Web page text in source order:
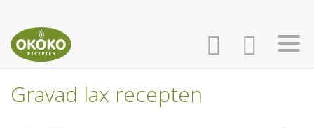
INLOGGEN
HOME
Gravad lax recepten